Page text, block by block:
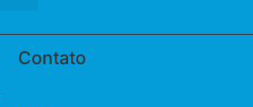
Contato